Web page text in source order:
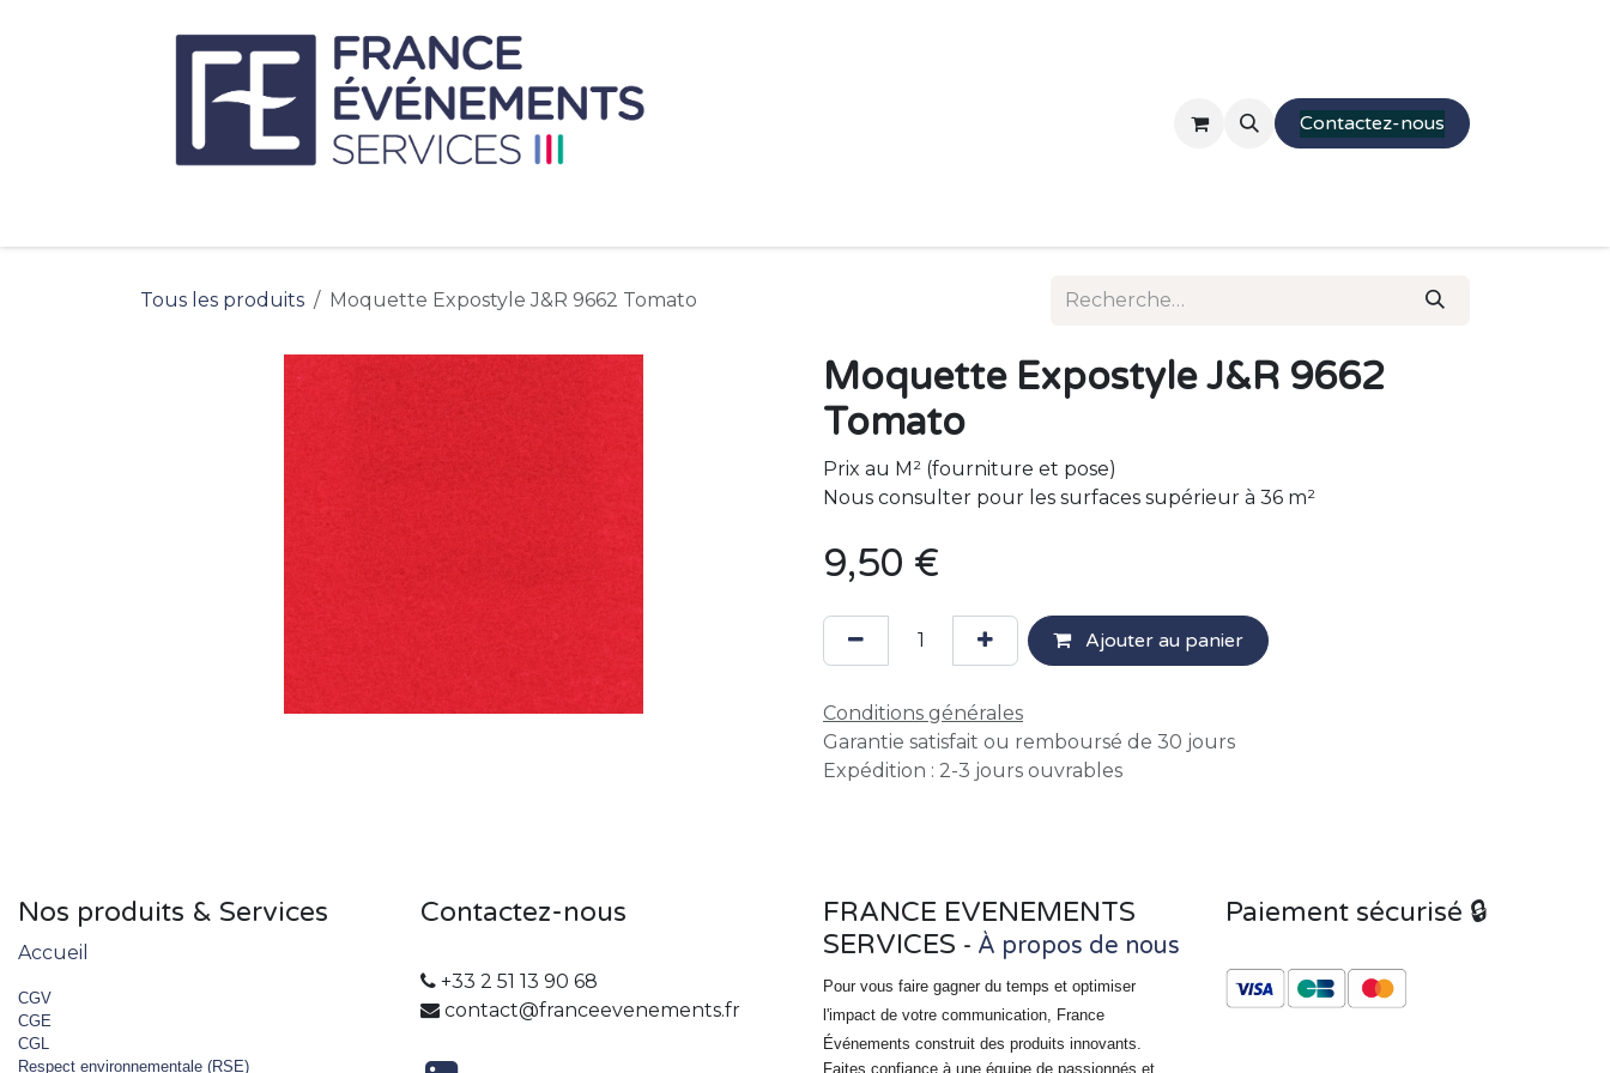
Stands Presentations Parcourir
Contactez-nous
Tous les produits Moquette Expostyle J&R 9662 Tomato
Moquette Expostyle J&R 9662
Tomato
Prix au M² (fourniture et pose)
Nous consulter pour les surfaces supérieur à 36 m²
9,50 €
Ajouter au panier
Conditions générales
Garantie satisfait ou remboursé de 30 jours
Expédition : 2-3 jours ouvrables
Nos produits & Services
Accueil
CGV
CGE
CGL
Respect environnementale (RSE)
Contactez-nous
+33 2 51 13 90 68
contact@franceevenements.fr
FRANCE EVENEMENTS
SERVICES - À propos de nous
Pour vous faire gagner du temps et optimiser
l'impact de votre communication, France
Événements construit des produits innovants.
Faites confiance à une équipe de passionnés et
Paiement sécurisé 🔒